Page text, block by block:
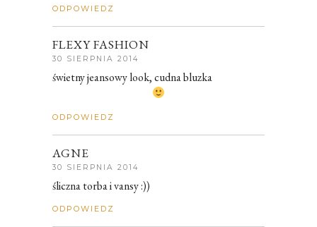
ODPOWIEDZ
FLEXY FASHION
30 SIERPNIA 2014
świetny jeansowy look, cudna bluzka
ODPOWIEDZ
AGNE
30 SIERPNIA 2014
śliczna torba i vansy :))
ODPOWIEDZ